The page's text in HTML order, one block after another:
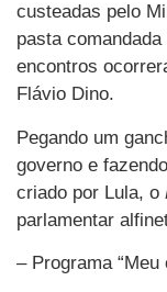
custeadas pelo
pasta
encontros
Flávio Dino.
Pegando um
governo e
criado por Lula, o
parlamentar
– Programa